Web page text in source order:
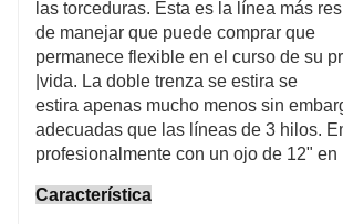
las torceduras. Esta es la línea más
de manejar que puede comprar que
permanece flexible en el curso de su
|vida. La doble trenza se estira se
estira apenas mucho menos sin
adecuadas que las líneas de 3 hilos.
profesionalmente con un ojo de 12" en
Característica